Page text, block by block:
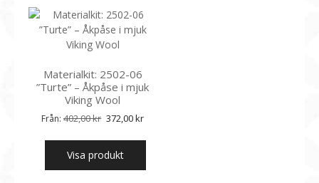
Materialkit: 2502-06
”Turte” – Åkpåse i mjuk
Viking Wool
Från:402,00kr Det
priset
var:
402,00 kr.
372,00krDet
priset
372,00 kr.
Visa produkt